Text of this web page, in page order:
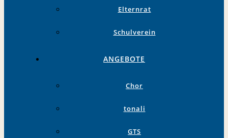
Elternrat
Schulverein
ANGEBOTE
Chor
tonali
GTS